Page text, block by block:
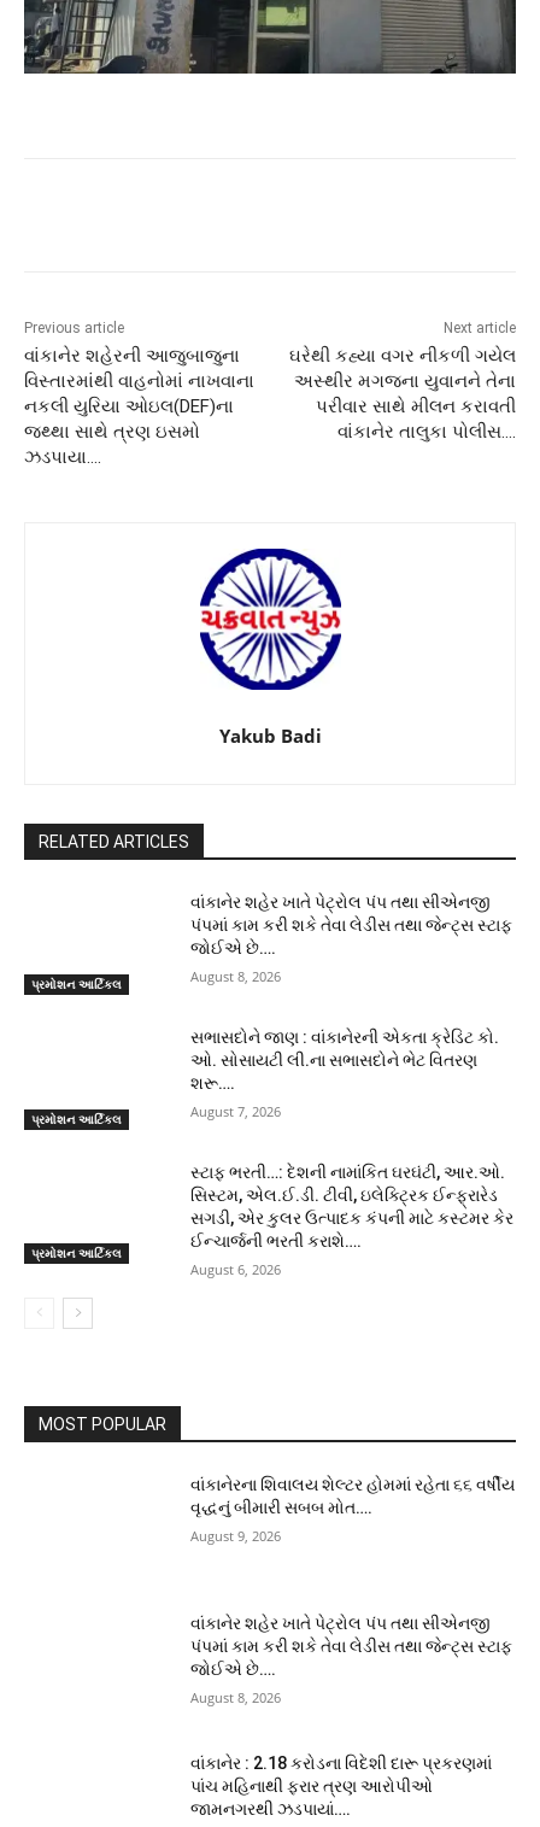
Previous article
વાંકાનેર શહેરની આજુબાજુના
વિસ્તારમાંથી વાહનોમાં નાખવાના
નકલી યુરિયા ઓઇલ(DEF)ના
જથ્થા સાથે ત્રણ ઇસમો
ઝડપાયા….
Next article
ઘરેથી કહ્યા વગર નીકળી ગયેલ
અસ્થીર મગજના યુવાનને તેના
પરીવાર સાથે મીલન કરાવતી
વાંકાનેર તાલુકા પોલીસ….
Yakub Badi
RELATED ARTICLES
પ્રમોશન આર્ટિકલ
વાંકાનેર શહેર ખાતે પેટ્રોલ પંપ તથા સીએનજી
પંપમાં કામ કરી શકે તેવા લેડીસ તથા જેન્ટ્સ સ્ટાફ
જોઈએ છે….
August 8, 2026
પ્રમોશન આર્ટિકલ
સભાસદોને જાણ : વાંકાનેરની એકતા ક્રેડિટ કો.
ઓ. સોસાયટી લી.ના સભાસદોને ભેટ વિતરણ
શરૂ….
August 7, 2026
પ્રમોશન આર્ટિકલ
સ્ટાફ ભરતી…: દેશની નામાંકિત ઘરઘંટી, આર.ઓ.
સિસ્ટમ, એલ.ઈ.ડી. ટીવી, ઇલેક્ટ્રિક ઈન્ફ્રારેડ
સગડી, એર કુલર ઉત્પાદક કંપની માટે કસ્ટમર કેર
ઈન્ચાર્જની ભરતી કરાશે….
August 6, 2026
MOST POPULAR
વાંકાનેરના શિવાલય શેલ્ટર હોમમાં રહેતા ૬૬ વર્ષીય
વૃદ્ધનું બીમારી સબબ મોત….
August 9, 2026
વાંકાનેર શહેર ખાતે પેટ્રોલ પંપ તથા સીએનજી
પંપમાં કામ કરી શકે તેવા લેડીસ તથા જેન્ટ્સ સ્ટાફ
જોઈએ છે….
August 8, 2026
વાંકાનેર : 2.18 કરોડના વિદેશી દારૂ પ્રકરણમાં
પાંચ મહિનાથી ફરાર ત્રણ આરોપીઓ
જામનગરથી ઝડપાયાં….